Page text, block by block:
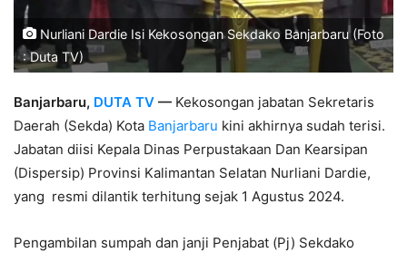
Nurliani Dardie Isi Kekosongan Sekdako Banjarbaru (Foto
: Duta TV)
Banjarbaru, DUTA TV — Kekosongan jabatan Sekretaris
Daerah (Sekda) Kota Banjarbaru kini akhirnya sudah terisi.
Jabatan diisi Kepala Dinas Perpustakaan Dan Kearsipan
(Dispersip) Provinsi Kalimantan Selatan Nurliani Dardie,
yang resmi dilantik terhitung sejak 1 Agustus 2024.
Pengambilan sumpah dan janji Penjabat (Pj) Sekdako